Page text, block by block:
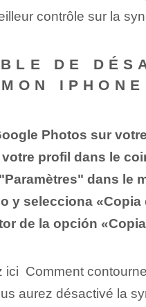
contrôle sur la
DE
Photos sur
profil dans le
dans le
y selecciona
de la opción
ici Comment
aurez désactivé la